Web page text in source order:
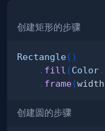
创建矩形的步骤
Rectangle( )
. fill (Color.
. frame(width
创建圆的步骤